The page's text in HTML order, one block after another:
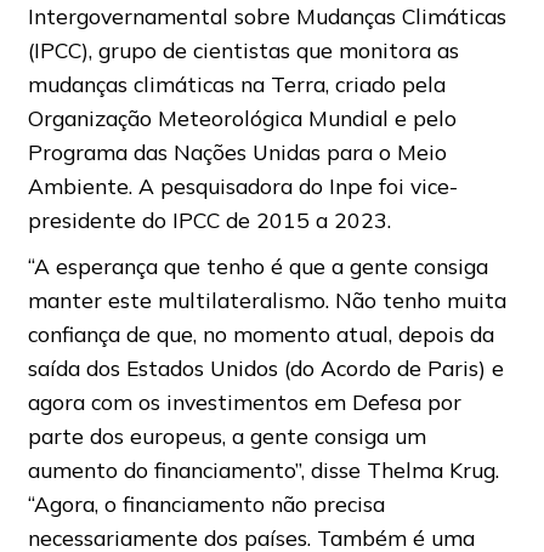
Intergovernamental sobre Mudanças Climáticas
(IPCC), grupo de cientistas que monitora as
mudanças climáticas na Terra, criado pela
Organização Meteorológica Mundial e pelo
Programa das Nações Unidas para o Meio
Ambiente. A pesquisadora do Inpe foi vice-
presidente do IPCC de 2015 a 2023.
“A esperança que tenho é que a gente consiga
manter este multilateralismo. Não tenho muita
confiança de que, no momento atual, depois da
saída dos Estados Unidos (do Acordo de Paris) e
agora com os investimentos em Defesa por
parte dos europeus, a gente consiga um
aumento do financiamento”, disse Thelma Krug.
“Agora, o financiamento não precisa
necessariamente dos países. Também é uma